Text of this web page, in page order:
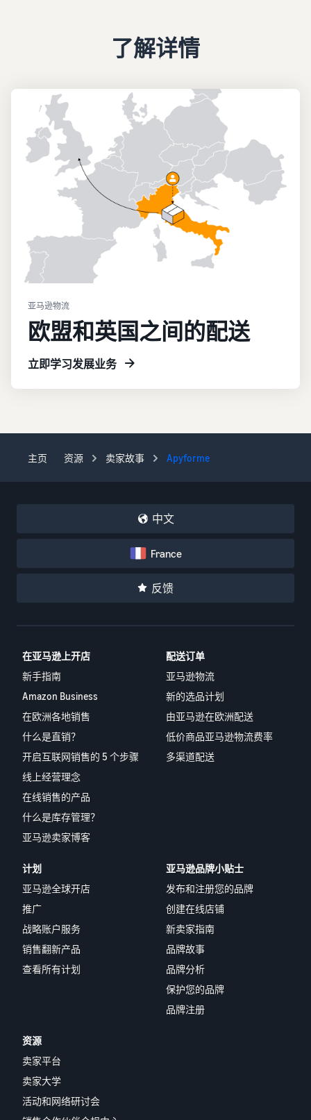
了解详情
亚马逊物流
欧盟和英国之间的配送
立即学习发展业务
主页 资源 卖家故事 Apyforme
中文
France
反馈
在亚马逊上开店
新手指南
Amazon Business
在欧洲各地销售
什么是直销？
开启互联网销售的 5 个步骤
线上经营理念
在线销售的产品
什么是库存管理？
亚马逊卖家博客
配送订单
亚马逊物流
新的选品计划
由亚马逊在欧洲配送
低价商品亚马逊物流费率
多渠道配送
计划
亚马逊全球开店
推广
战略账户服务
销售翻新产品
查看所有计划
亚马逊品牌小贴士
发布和注册您的品牌
创建在线店铺
新卖家指南
品牌故事
品牌分析
保护您的品牌
品牌注册
资源
卖家平台
卖家大学
活动和网络研讨会